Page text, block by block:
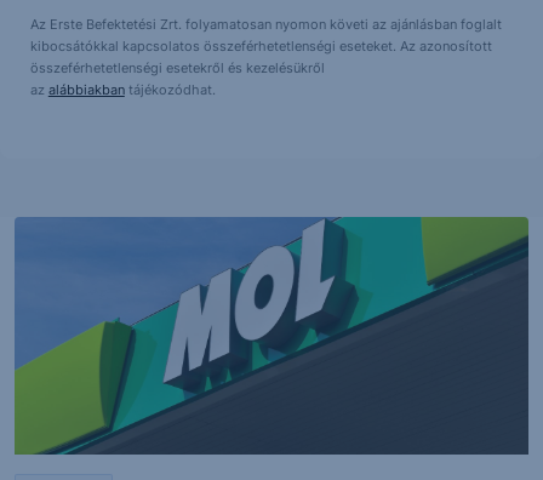
Az Erste Befektetési Zrt. folyamatosan nyomon követi az ajánlásban foglalt
kibocsátókkal kapcsolatos összeférhetetlenségi eseteket. Az azonosított
összeférhetetlenségi esetekről és kezelésükről
az alábbiakbantájékozódhat.